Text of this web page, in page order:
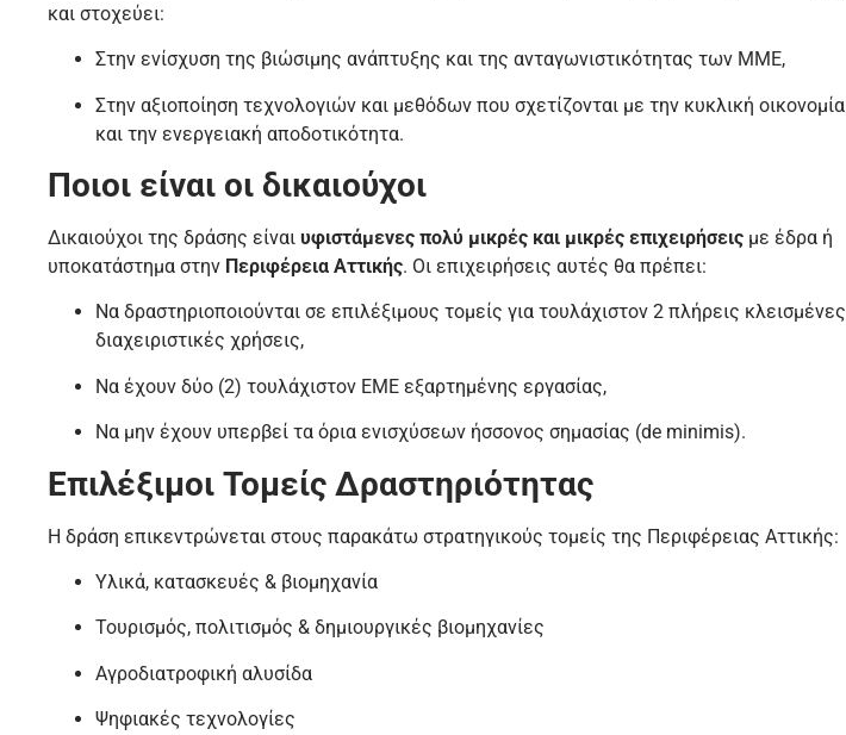
και στοχεύει:
Στην ενίσχυση της βιώσιμης ανάπτυξης και της ανταγωνιστικότητας των ΜΜΕ,
Στην αξιοποίηση τεχνολογιών και μεθόδων που σχετίζονται με την κυκλική οικονομία
και την ενεργειακή αποδοτικότητα.
Ποιοι είναι οι δικαιούχοι
Δικαιούχοι της δράσης είναι υφιστάμενες πολύ μικρές και μικρές επιχειρήσεις με έδρα ή
υποκατάστημα στην Περιφέρεια Αττικής. Οι επιχειρήσεις αυτές θα πρέπει:
Να δραστηριοποιούνται σε επιλέξιμους τομείς για τουλάχιστον 2 πλήρεις κλεισμένες
διαχειριστικές χρήσεις,
Να έχουν δύο (2) τουλάχιστον ΕΜΕ εξαρτημένης εργασίας,
Να μην έχουν υπερβεί τα όρια ενισχύσεων ήσσονος σημασίας (de minimis).
Επιλέξιμοι Τομείς Δραστηριότητας
Η δράση επικεντρώνεται στους παρακάτω στρατηγικούς τομείς της Περιφέρειας Αττικής:
Υλικά, κατασκευές & βιομηχανία
Τουρισμός, πολιτισμός & δημιουργικές βιομηχανίες
Αγροδιατροφική αλυσίδα
Ψηφιακές τεχνολογίες